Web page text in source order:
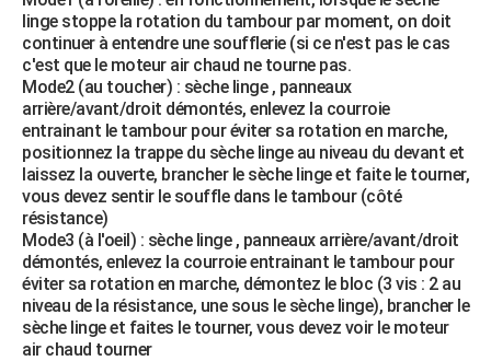
linge stoppe la rotation du tambour par moment, on doit
continuer à entendre une soufflerie (si ce n'est pas le cas
c'est que le moteur air chaud ne tourne pas.
Mode2 (au toucher) : sèche linge , panneaux
arrière/avant/droit démontés, enlevez la courroie
entrainant le tambour pour éviter sa rotation en marche,
positionnez la trappe du sèche linge au niveau du devant et
laissez la ouverte, brancher le sèche linge et faite le tourner,
vous devez sentir le souffle dans le tambour (côté
résistance)
Mode3 (à l'oeil) : sèche linge , panneaux arrière/avant/droit
démontés, enlevez la courroie entrainant le tambour pour
éviter sa rotation en marche, démontez le bloc (3 vis : 2 au
niveau de la résistance, une sous le sèche linge), brancher le
sèche linge et faites le tourner, vous devez voir le moteur
air chaud tourner